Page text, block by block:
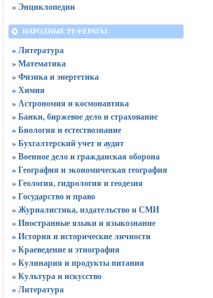
» Энциклопедии
НАРОДНЫЕ РЕФЕРАТЫ
» Литература
» Математика
» Физика и энергетика
» Химия
» Астрономия и космонавтика
» Банки, биржевое дело и страхование
» Биология и естествознание
» Бухгалтерский учет и аудит
» Военное дело и гражданская оборона
» География и экономическая география
» Геология, гидрология и геодезия
» Государство и право
» Журналистика, издательство и СМИ
» Иностранные языки и языкознание
» История и исторические личности
» Краеведение и этнография
» Кулинария и продукты питания
» Культура и искусство
» Литература